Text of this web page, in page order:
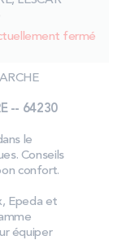
fermé
-- 64230
le
Conseils
confort.
Epeda et
équiper